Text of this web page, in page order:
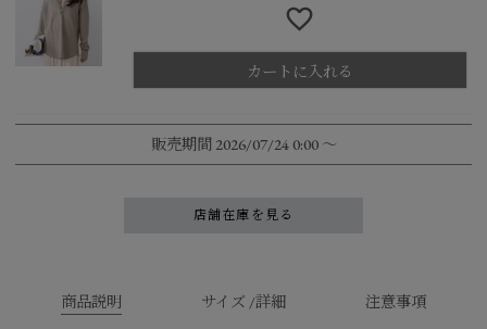
カートに入れる
販売期間 2026/07/24 0:00 〜
店舗在庫を見る
商品説明 サイズ /詳細 注意事項